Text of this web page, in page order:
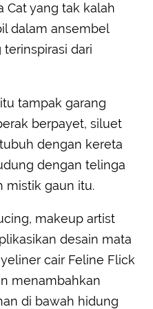
Cat yang tak kalah
dalam ansembel
terinspirasi dari
tampak garang
berpayet, siluet
dengan kereta
dengan telinga
mistik gaun itu.
makeup artist
desain mata
cair Feline Flick
menambahkan
di bawah hidung